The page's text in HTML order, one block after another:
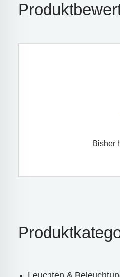
Bisher
Leuchten &